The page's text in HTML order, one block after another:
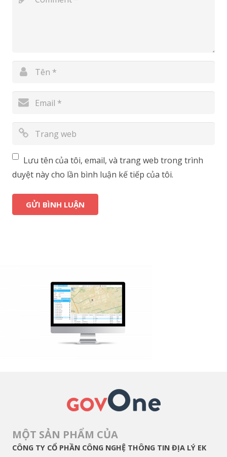
Lưu tên của tôi, email, và trang web trong trình
duyệt này cho lần bình luận kế tiếp của tôi.
MỘT SẢN PHẨM CỦA
CÔNG TY CỔ PHẦN CÔNG NGHỆ THÔNG TIN ĐỊA LÝ EK